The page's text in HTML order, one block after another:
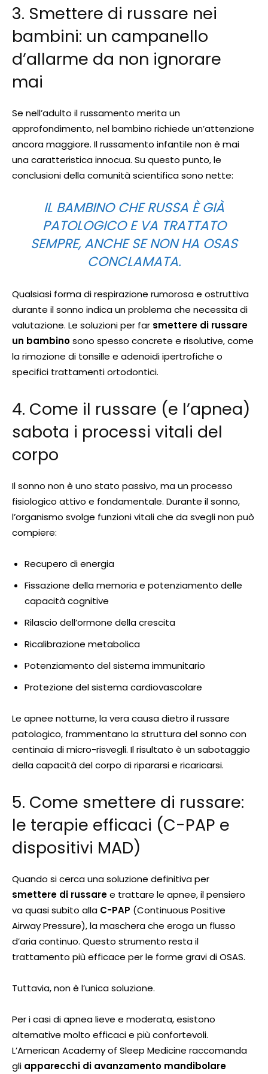
3. Smettere di russare nei
bambini: un campanello
d’allarme da non ignorare
mai
Se nell’adulto il russamento merita un
approfondimento, nel bambino richiede un’attenzione
ancora maggiore. Il russamento infantile non è mai
una caratteristica innocua. Su questo punto, le
conclusioni della comunità scientifica sono nette:
IL BAMBINO CHE RUSSA È GIÀ
PATOLOGICO E VA TRATTATO
SEMPRE, ANCHE SE NON HA OSAS
CONCLAMATA.
Qualsiasi forma di respirazione rumorosa e ostruttiva
durante il sonno indica un problema che necessita di
valutazione. Le soluzioni per far smettere di russare
un bambinosono spesso concrete e risolutive, come
la rimozione di tonsille e adenoidi ipertrofiche o
specifici trattamenti ortodontici.
4. Come il russare (e l’apnea)
sabota i processi vitali del
corpo
Il sonno non è uno stato passivo, ma un processo
fisiologico attivo e fondamentale. Durante il sonno,
l’organismo svolge funzioni vitali che da svegli non può
compiere:
Recupero di energia
Fissazione della memoria e potenziamento delle
capacità cognitive
Rilascio dell’ormone della crescita
Ricalibrazione metabolica
Potenziamento del sistema immunitario
Protezione del sistema cardiovascolare
Le apnee notturne, la vera causa dietro il russare
patologico, frammentano la struttura del sonno con
centinaia di micro-risvegli. Il risultato è un sabotaggio
della capacità del corpo di ripararsi e ricaricarsi.
5. Come smettere di russare:
le terapie efficaci (C-PAP e
dispositivi MAD)
Quando si cerca una soluzione definitiva per
smettere di russaree trattare le apnee, il pensiero
va quasi subito alla C-PAP (Continuous Positive
Airway Pressure), la maschera che eroga un flusso
d’aria continuo. Questo strumento resta il
trattamento più efficace per le forme gravi di OSAS.
Tuttavia, non è l’unica soluzione.
Per i casi di apnea lieve e moderata, esistono
alternative molto efficaci e più confortevoli.
L’American Academy of Sleep Medicine raccomanda
gli apparecchi di avanzamento mandibolare